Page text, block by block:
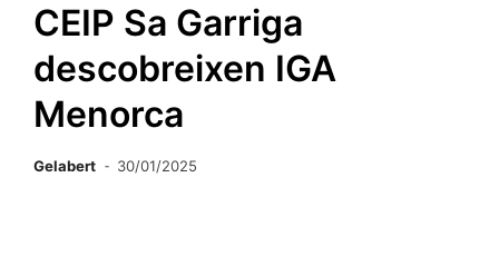
CEIP Sa Garriga
descobreixen IGA
Menorca
Gelabert 30/01/2025